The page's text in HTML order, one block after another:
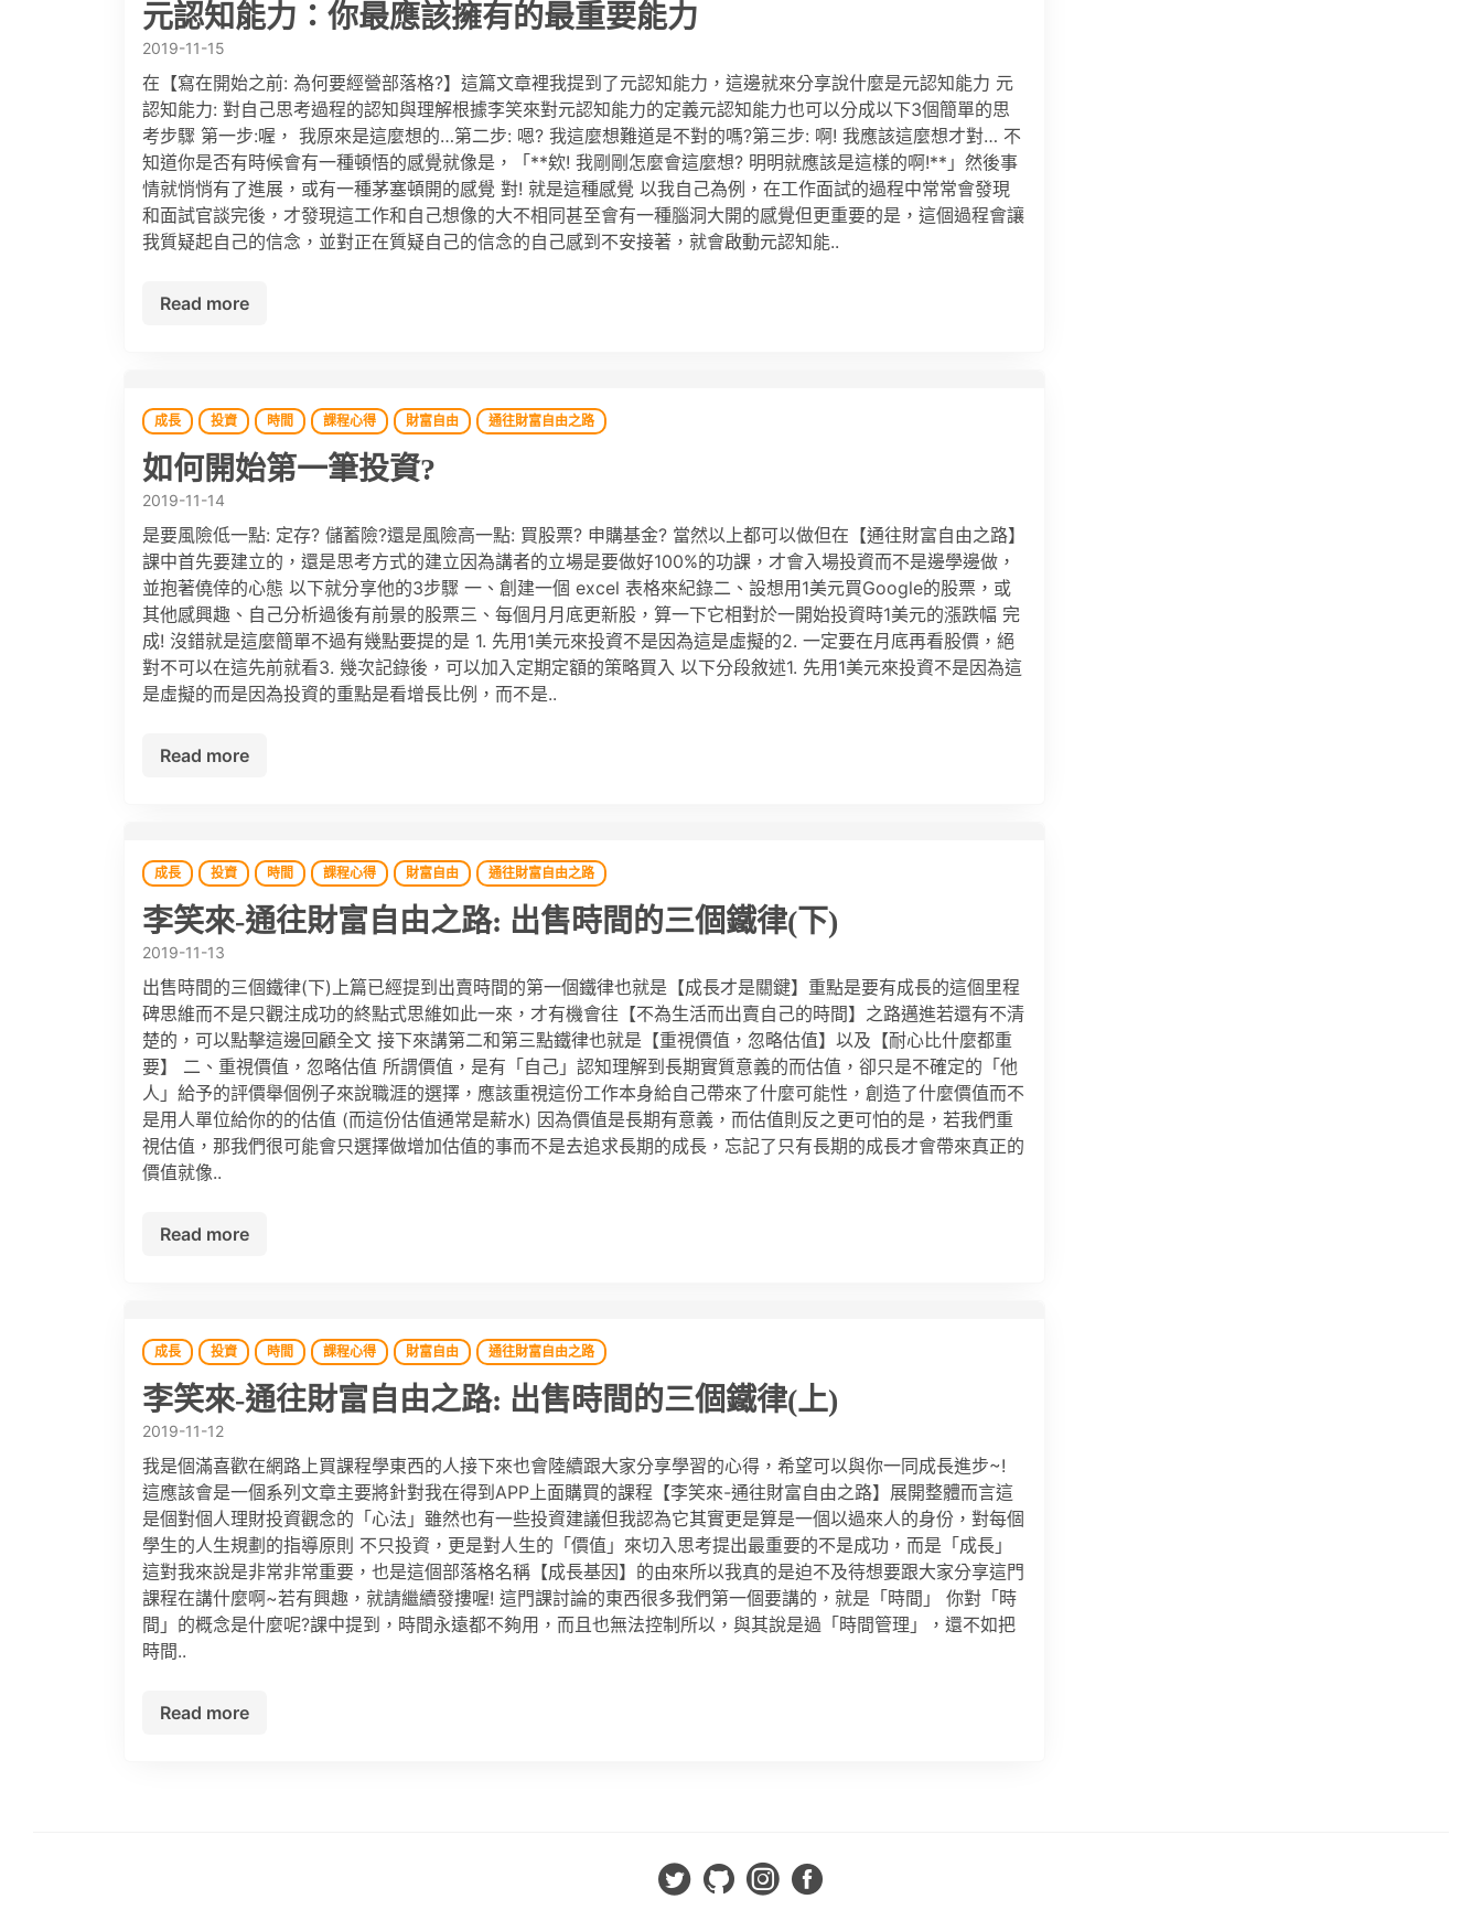
元認知能力：你最應該擁有的最重要能力
2019-11-15
在【寫在開始之前: 為何要經營部落格?】這篇文章裡我提到了元認知能力，這邊就來分享說什麼是元認知能力 元
認知能力: 對自己思考過程的認知與理解根據李笑來對元認知能力的定義元認知能力也可以分成以下3個簡單的思
考步驟 第一步:喔， 我原來是這麼想的…第二步: 嗯? 我這麼想難道是不對的嗎?第三步: 啊! 我應該這麼想才對… 不
知道你是否有時候會有一種頓悟的感覺就像是，「**欸! 我剛剛怎麼會這麼想? 明明就應該是這樣的啊!**」然後事
情就悄悄有了進展，或有一種茅塞頓開的感覺 對! 就是這種感覺 以我自己為例，在工作面試的過程中常常會發現
和面試官談完後，才發現這工作和自己想像的大不相同甚至會有一種腦洞大開的感覺但更重要的是，這個過程會讓
我質疑起自己的信念，並對正在質疑自己的信念的自己感到不安接著，就會啟動元認知能..
Read more
成長 投資 時間 課程心得 財富自由 通往財富自由之路
如何開始第一筆投資?
2019-11-14
是要風險低一點: 定存? 儲蓄險?還是風險高一點: 買股票? 申購基金? 當然以上都可以做但在【通往財富自由之路】
課中首先要建立的，還是思考方式的建立因為講者的立場是要做好100%的功課，才會入場投資而不是邊學邊做，
並抱著僥倖的心態 以下就分享他的3步驟 一、創建一個 excel 表格來紀錄二、設想用1美元買Google的股票，或
其他感興趣、自己分析過後有前景的股票三、每個月月底更新股，算一下它相對於一開始投資時1美元的漲跌幅 完
成! 沒錯就是這麼簡單不過有幾點要提的是 1. 先用1美元來投資不是因為這是虛擬的2. 一定要在月底再看股價，絕
對不可以在這先前就看3. 幾次記錄後，可以加入定期定額的策略買入 以下分段敘述1. 先用1美元來投資不是因為這
是虛擬的而是因為投資的重點是看增長比例，而不是..
Read more
成長 投資 時間 課程心得 財富自由 通往財富自由之路
李笑來-通往財富自由之路: 出售時間的三個鐵律(下)
2019-11-13
出售時間的三個鐵律(下)上篇已經提到出賣時間的第一個鐵律也就是【成長才是關鍵】重點是要有成長的這個里程
碑思維而不是只觀注成功的終點式思維如此一來，才有機會往【不為生活而出賣自己的時間】之路邁進若還有不清
楚的，可以點擊這邊回顧全文 接下來講第二和第三點鐵律也就是【重視價值，忽略估值】以及【耐心比什麼都重
要】 二、重視價值，忽略估值 所謂價值，是有「自己」認知理解到長期實質意義的而估值，卻只是不確定的「他
人」給予的評價舉個例子來說職涯的選擇，應該重視這份工作本身給自己帶來了什麼可能性，創造了什麼價值而不
是用人單位給你的的估值 (而這份估值通常是薪水) 因為價值是長期有意義，而估值則反之更可怕的是，若我們重
視估值，那我們很可能會只選擇做增加估值的事而不是去追求長期的成長，忘記了只有長期的成長才會帶來真正的
價值就像..
Read more
成長 投資 時間 課程心得 財富自由 通往財富自由之路
李笑來-通往財富自由之路: 出售時間的三個鐵律(上)
2019-11-12
我是個滿喜歡在網路上買課程學東西的人接下來也會陸續跟大家分享學習的心得，希望可以與你一同成長進步~!
這應該會是一個系列文章主要將針對我在得到APP上面購買的課程【李笑來-通往財富自由之路】展開整體而言這
是個對個人理財投資觀念的「心法」雖然也有一些投資建議但我認為它其實更是算是一個以過來人的身份，對每個
學生的人生規劃的指導原則 不只投資，更是對人生的「價值」來切入思考提出最重要的不是成功，而是「成長」
這對我來說是非常非常重要，也是這個部落格名稱【成長基因】的由來所以我真的是迫不及待想要跟大家分享這門
課程在講什麼啊~若有興趣，就請繼續發摟喔! 這門課討論的東西很多我們第一個要講的，就是「時間」 你對「時
間」的概念是什麼呢?課中提到，時間永遠都不夠用，而且也無法控制所以，與其說是過「時間管理」，還不如把
時間..
Read more